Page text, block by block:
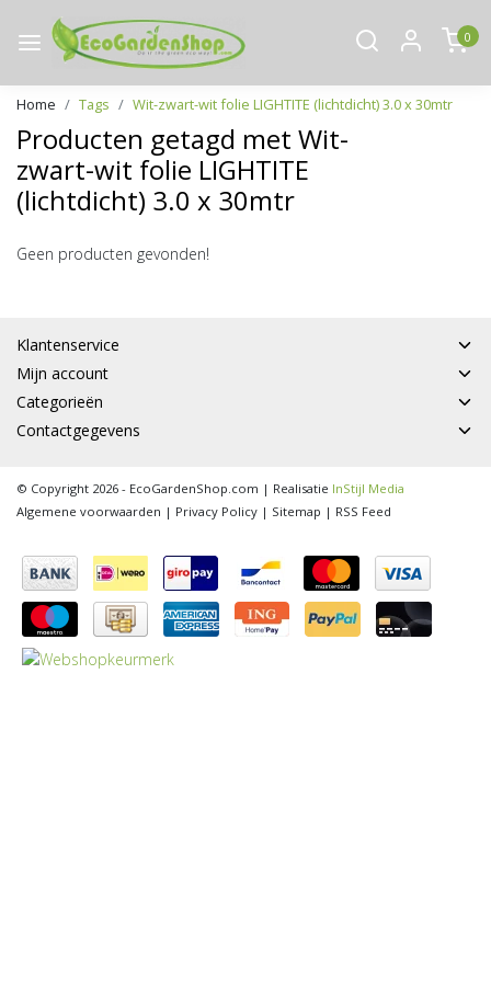
0
Home Tags Wit-zwart-wit folie LIGHTITE (lichtdicht) 3.0 x 30mtr
Producten getagd met Wit-
zwart-wit folie LIGHTITE
(lichtdicht) 3.0 x 30mtr
Geen producten gevonden!
Klantenservice
Mijn account
Categorieën
Contactgegevens
© Copyright 2026 - EcoGardenShop.com | Realisatie InStijl Media
Algemene voorwaarden | Privacy Policy | Sitemap | RSS Feed